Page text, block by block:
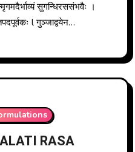
सुगन्धिरससंभवैः ।
l गुञ्जाद्वयेन…
RASA